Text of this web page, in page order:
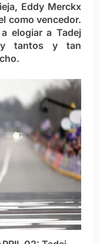
Eddy Merckx
como vencedor.
elogiar a Tadej
tantos y tan